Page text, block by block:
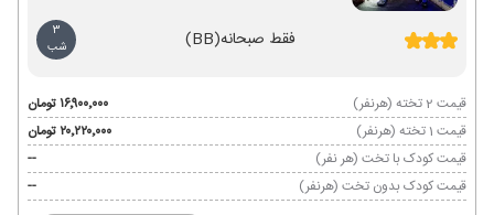
فقط صبحانه(BB)
3
شب
قیمت 2 تخته (هرنفر)
۱۶٬۹۰۰٬۰۰۰ تومان
قیمت 1 تخته (هرنفر)
۲۰٬۲۲۰٬۰۰۰ تومان
قیمت کودک با تخت (هر نفر)
--
قیمت کودک بدون تخت (هرنفر)
--